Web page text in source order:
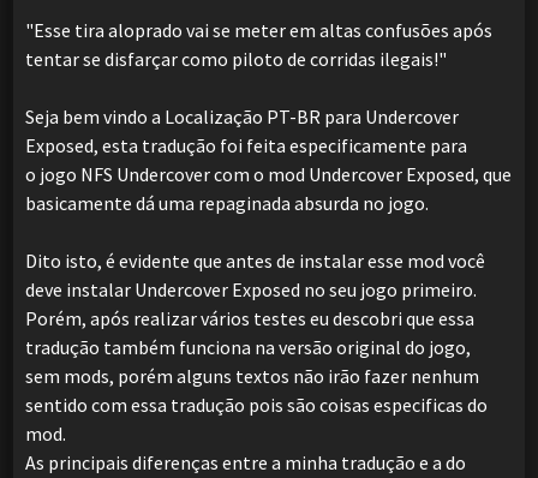
"Esse tira aloprado vai se meter em altas confusões após
tentar se disfarçar como piloto de corridas ilegais!"
Seja bem vindo a Localização PT-BR para Undercover
Exposed, esta tradução foi feita especificamente para
o jogo NFS Undercover com o mod Undercover Exposed, que
basicamente dá uma repaginada absurda no jogo.
Dito isto, é evidente que antes de instalar esse mod você
deve instalar Undercover Exposed no seu jogo primeiro.
Porém, após realizar vários testes eu descobri que essa
tradução também funciona na versão original do jogo,
sem mods, porém alguns textos não irão fazer nenhum
sentido com essa tradução pois são coisas especificas do
mod.
As principais diferenças entre a minha tradução e a do